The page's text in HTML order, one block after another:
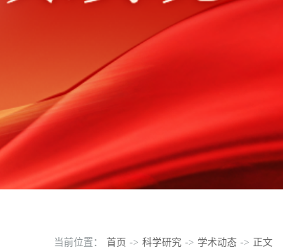
当前位置： 首页 -> 科学研究 -> 学术动态 -> 正文